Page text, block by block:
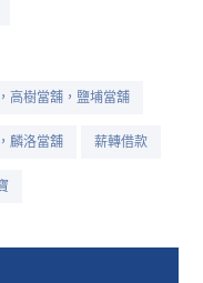
高樹當舖，鹽埔當舖
麟洛當舖 薪轉借款